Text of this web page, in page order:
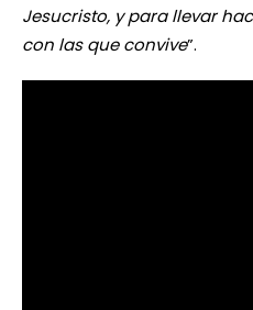
Jesucristo, y para llevar
con las que convive”.